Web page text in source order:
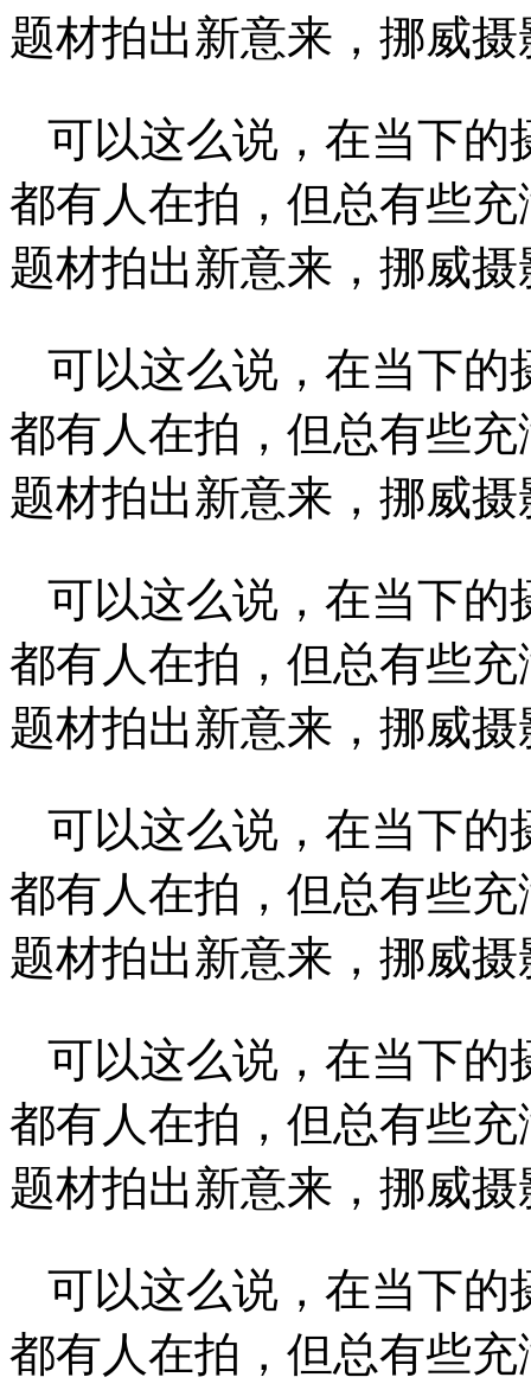
题材拍出新意来，挪威
可以这么说，在当下的
都有人在拍，但总有些
题材拍出新意来，挪威
可以这么说，在当下的
都有人在拍，但总有些
题材拍出新意来，挪威
可以这么说，在当下的
都有人在拍，但总有些
题材拍出新意来，挪威
可以这么说，在当下的
都有人在拍，但总有些
题材拍出新意来，挪威
可以这么说，在当下的
都有人在拍，但总有些
题材拍出新意来，挪威
可以这么说，在当下的
都有人在拍，但总有些